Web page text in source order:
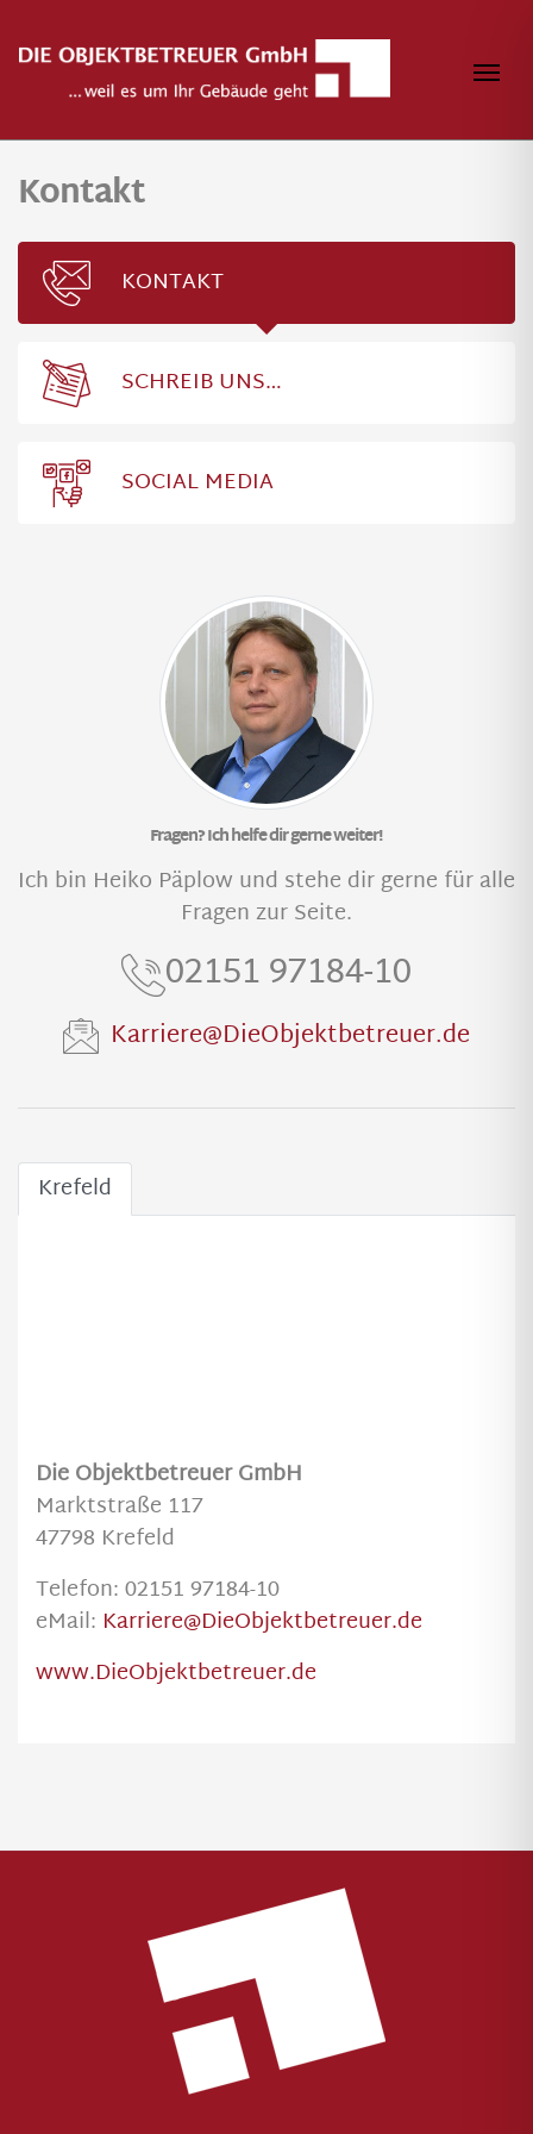
Kontakt
KONTAKT
SCHREIB UNS…
SOCIAL MEDIA
Fragen? Ich helfe dir gerne weiter!
Ich bin Heiko Päplow und stehe dir gerne für alle
Fragen zur Seite.
02151 97184-10
Karriere@DieObjektbetreuer.de
Krefeld
Die Objektbetreuer GmbH
Marktstraße 117
47798 Krefeld
Telefon: 02151 97184-10
eMail: Karriere@DieObjektbetreuer.de
www.DieObjektbetreuer.de